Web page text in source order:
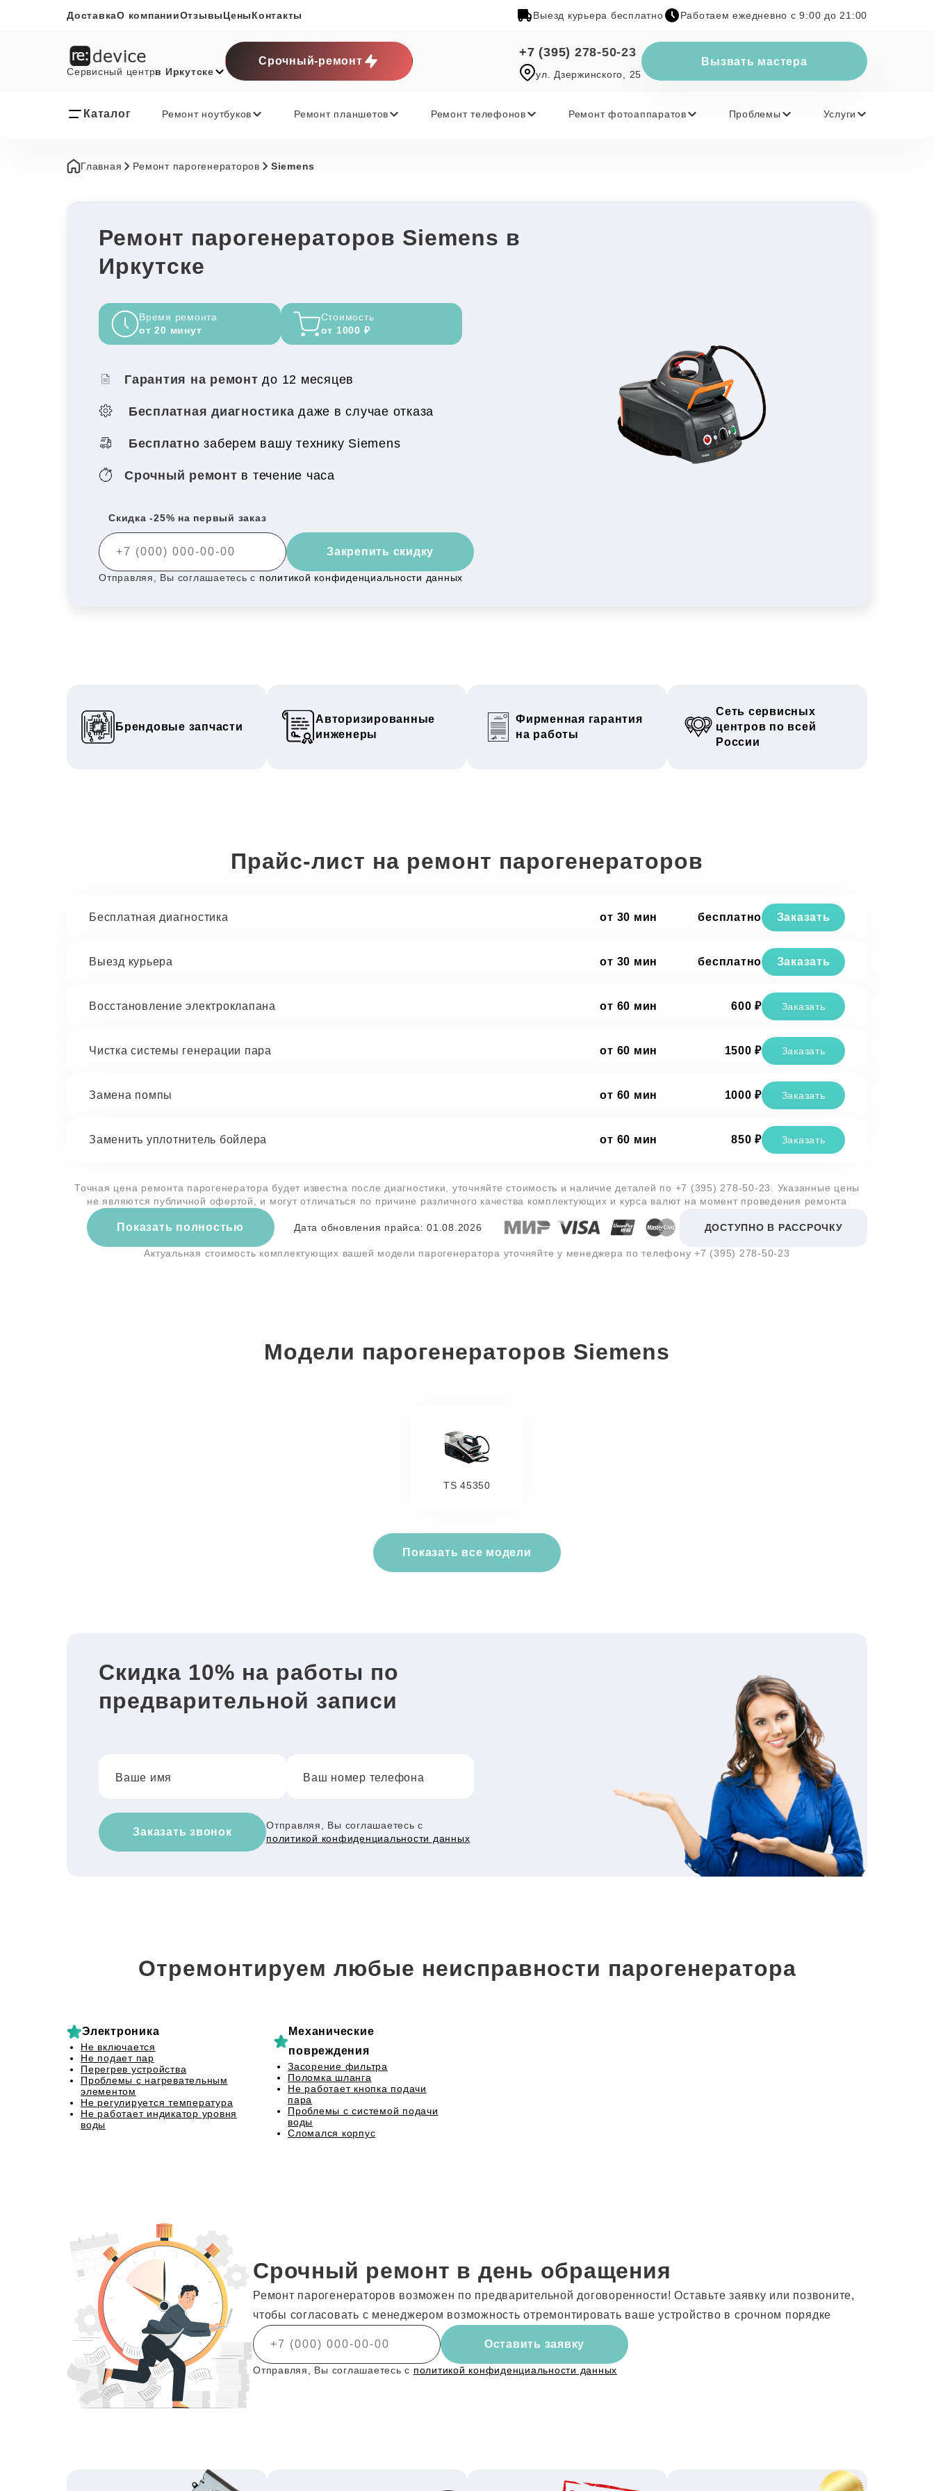
ДоставкаО компанииОтзывыЦеныКонтакты Выезд курьера бесплатно Работаем ежедневно с 9:00 до 21:00
Сервисный центрв Иркутске
Срочный-ремонт
+7 (395) 278-50-23
ул. Дзержинского, 25
Вызвать мастера
Каталог Ремонт ноутбуков Ремонт планшетов Ремонт телефонов Ремонт фотоаппаратов Проблемы Услуги
Главная Ремонт парогенераторов Siemens
Ремонт парогенераторов Siemens в
Иркутске
Время ремонта
от 20 минут
Стоимость
от 1000 ₽
Гарантия на ремонтдо 12 месяцев
Бесплатная диагностика даже в случае отказа
Бесплатно заберем вашу технику Siemens
Срочный ремонт в течение часа
Скидка -25% на первый заказ
Закрепить скидку
Отправляя, Вы соглашаетесь с политикой конфиденциальности данных
Брендовые запчасти
Авторизированные
инженеры
Фирменная гарантия
на работы
Сеть сервисных
центров по всей
России
Прайс-лист на ремонт парогенераторов
Бесплатная диагностика от 30 мин бесплатно Заказать
Выезд курьера от 30 мин бесплатно Заказать
Восстановление электроклапана от 60 мин 600 ₽ Заказать
Чистка системы генерации пара от 60 мин 1500 ₽ Заказать
Замена помпы от 60 мин 1000 ₽ Заказать
Заменить уплотнитель бойлера от 60 мин 850 ₽ Заказать
Точная цена ремонта парогенератора будет известна после диагностики, уточняйте стоимость и наличие деталей по +7 (395) 278-50-23
. Указанные цены
не являются публичной офертой, и могут отличаться по причине различного качества комплектующих и курса валют на момент проведения ремонта
Показать полностью Дата обновления прайса: 01.08.2026 ДОСТУПНО В РАССРОЧКУ
Актуальная стоимость комплектующих вашей модели парогенератора уточняйте у менеджера по телефону+7 (395) 278-50-23
Модели парогенераторов Siemens
TS 45350
Показать все модели
Скидка 10% на работы по
предварительной записи
Ваше имя Ваш номер телефона
Заказать звонок
Отправляя, Вы соглашаетесь с
политикой конфиденциальности данных
Отремонтируем любые неисправности парогенератора
Электроника
Не включается
Не подает пар
Перегрев устройства
Проблемы с нагревательным
элементом
Не регулируется температура
Не работает индикатор уровня
воды
Механические
повреждения
Засорение фильтра
Поломка шланга
Не работает кнопка подачи
пара
Проблемы с системой подачи
воды
Сломался корпус
Срочный ремонт в день обращения
Ремонт парогенераторов возможен по предварительной договоренности! Оставьте заявку или позвоните,
чтобы согласовать с менеджером возможность отремонтировать ваше устройство в срочном порядке
Оставить заявку
Отправляя, Вы соглашаетесь с политикой конфиденциальности данных